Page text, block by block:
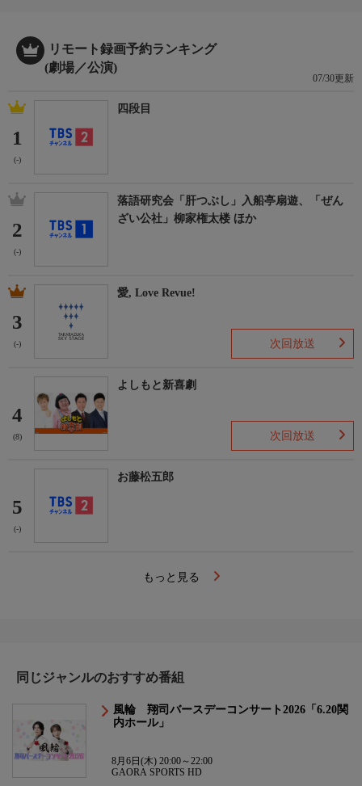
リモート録画予約ランキング
(劇場／公演)
07/30更新
1
(-)
四段目
2
(-)
落語研究会「肝つぶし」入船亭扇遊、「ぜん
ざい公社」柳家権太楼 ほか
3
(-)
愛, Love Revue!
次回放送
4
(8)
よしもと新喜劇
次回放送
5
(-)
お藤松五郎
もっと見る
同じジャンルのおすすめ番組
風輪 翔司バースデーコンサート2026「6.20関
内ホール」
8月6日(木) 20:00～22:00
GAORA SPORTS HD